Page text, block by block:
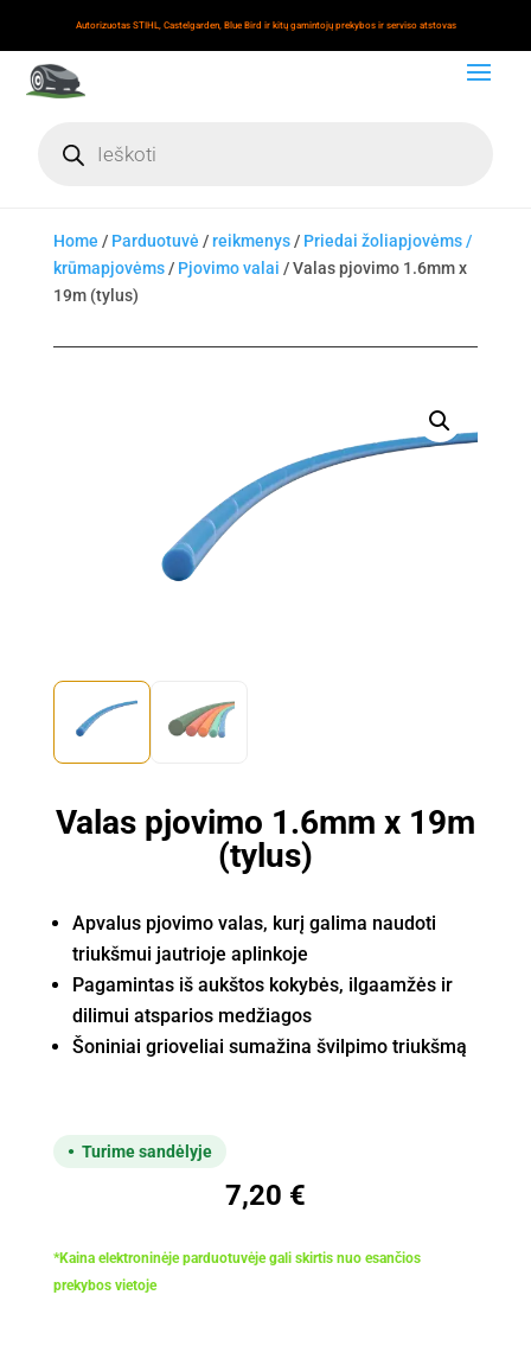
Autorizuotas STIHL, Castelgarden, Blue Bird ir kitų gamintojų prekybos ir serviso atstovas
search
Home / Parduotuvė /reikmenys/ Priedai žoliapjovėms /
krūmapjovėms/ Pjovimo valai / Valas pjovimo 1.6mm x
19m (tylus)
Valas pjovimo 1.6mm x 19m
(tylus)
Apvalus pjovimo valas, kurį galima naudoti
triukšmui jautrioje aplinkoje
Pagamintas iš aukštos kokybės, ilgaamžės ir
dilimui atsparios medžiagos
Šoniniai grioveliai sumažina švilpimo triukšmą
Turime sandėlyje
7,20 €
*Kaina elektroninėje parduotuvėje gali skirtis nuo esančios
prekybos vietoje